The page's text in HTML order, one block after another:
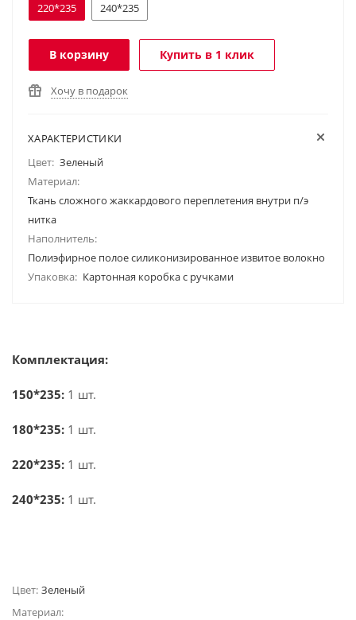
220*235
240*235
В корзину Купить в 1 клик
Хочу в подарок
ХАРАКТЕРИСТИКИ
Цвет: Зеленый
Материал:
Ткань сложного жаккардового переплетения внутри п/э
нитка
Наполнитель:
Полиэфирное полое силиконизированное извитое волокно
Упаковка: Картонная коробка с ручками
Комплектация:
150*235: 1 шт.
180*235: 1 шт.
220*235: 1 шт.
240*235: 1 шт.
Цвет: Зеленый
Материал: